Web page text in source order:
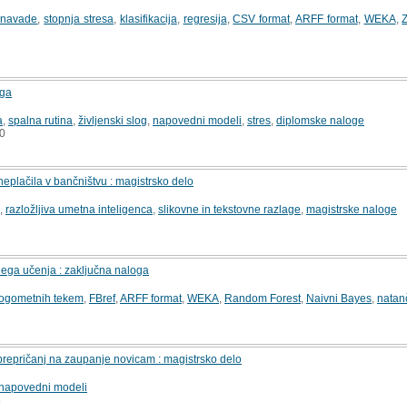
,stopnja stresa klasifikacija regresija ,CSV format, ARFF format, WEKA,
spalna rutina življenski slog napovedni modeli stres diplomske naloge
v bančništvu : magistrsko delo
razložljiva umetna inteligenca slikovne in tekstovne razlage magistrske naloge
učenja : zaključna naloga
tekem FBref, ARFF format, WEKA Random Forest, Naivni Bayes
na zaupanje novicam : magistrsko delo
modeli